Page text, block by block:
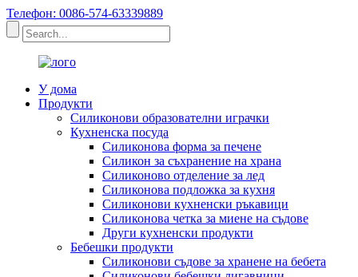
Телефон: 0086-574-63339889
У дома
Продукти
Силиконови образователни играчки
Кухненска посуда
Силиконова форма за печене
Силикон за съхранение на храна
Силиконово отделение за лед
Силиконова подложка за кухня
Силиконови кухненски ръкавици
Силиконова четка за миене на съдове
Други кухненски продукти
Бебешки продукти
Силиконови съдове за хранене на бебета